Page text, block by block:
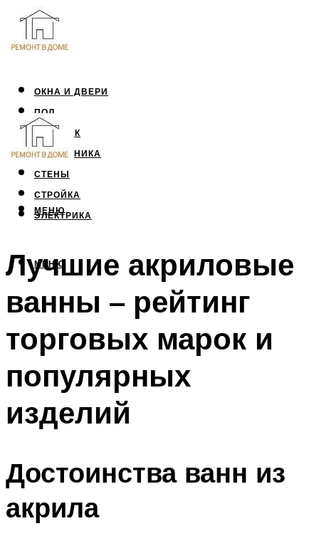
ОКНА И ДВЕРИ
ПОЛ
ПОТОЛОК
САНТЕХНИКА
СТЕНЫ
СТРОЙКА
ЭЛЕКТРИКА
МЕНЮ
МЕНЮ
Лучшие акриловые
ванны – рейтинг
торговых марок и
популярных
изделий
Достоинства ванн из
акрила